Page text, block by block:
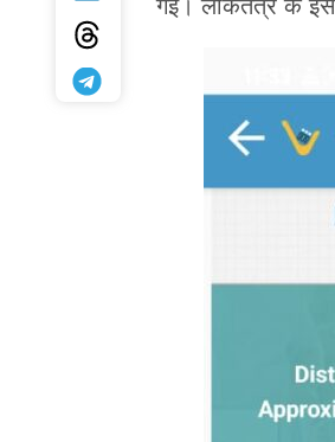
गईं। लोकतंत्र के इस